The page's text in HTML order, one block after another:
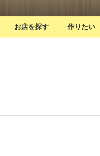
お店を探す 作りたい